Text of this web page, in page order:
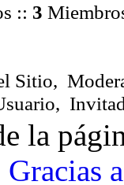
:: 3
Sitio,
,
la
Gracias a